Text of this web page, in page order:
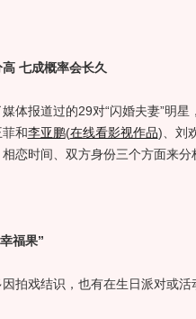
七成概率会长久
报道过的29对“闪婚夫妻”明星
和李亚鹏(在线看影视作品) 、
恋时间、双方身份三个方面来分
福果”
戏结识，也有在生日派对或活